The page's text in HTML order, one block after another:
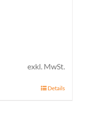
exkl. MwSt.
Details